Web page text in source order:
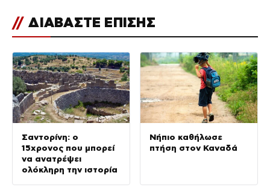
// ΔΙΑΒΑΣΤΕ ΕΠΙΣΗΣ
Σαντορίνη: ο
15χρονος που μπορεί
να ανατρέψει
ολόκληρη την ιστορία
Νήπιο καθήλωσε
πτήση στον Καναδά